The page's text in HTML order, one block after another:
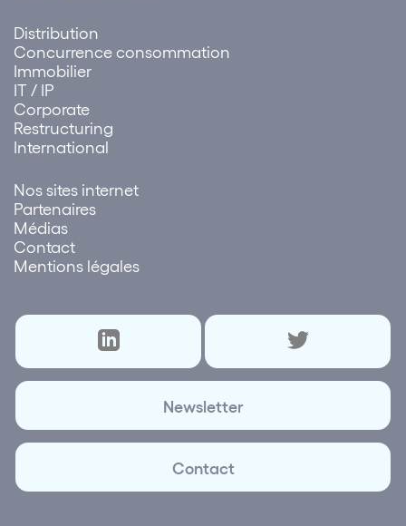
Distribution
Concurrence consommation
Immobilier
IT / IP
Corporate
Restructuring
International
Nos sites internet
Partenaires
Médias
Contact
Mentions légales
Newsletter
Contact